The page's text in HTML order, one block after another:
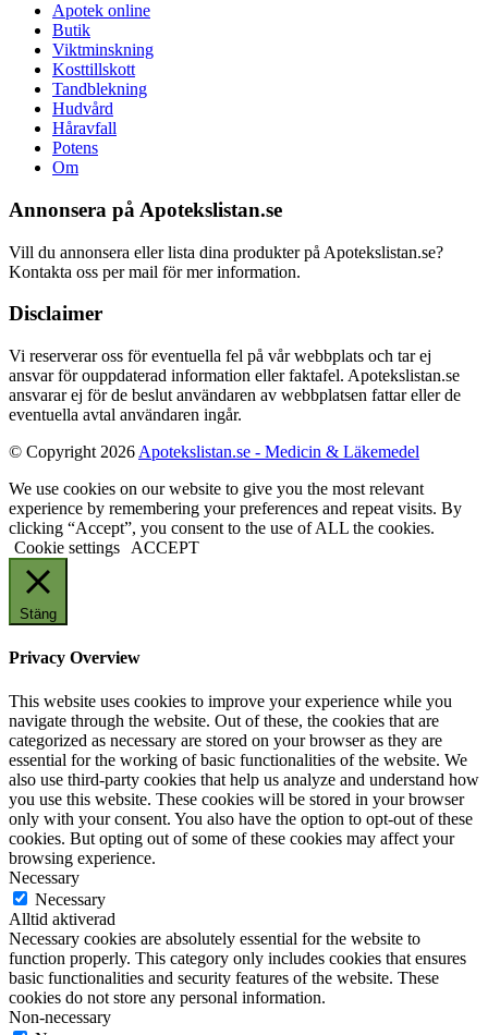
Apotek online
Butik
Viktminskning
Kosttillskott
Tandblekning
Hudvård
Håravfall
Potens
Om
Annonsera på Apotekslistan.se
Vill du annonsera eller lista dina produkter på Apotekslistan.se?
Kontakta oss per mail för mer information.
Disclaimer
Vi reserverar oss för eventuella fel på vår webbplats och tar ej
ansvar för ouppdaterad information eller faktafel. Apotekslistan.se
ansvarar ej för de beslut användaren av webbplatsen fattar eller de
eventuella avtal användaren ingår.
© Copyright 2026 Apotekslistan.se - Medicin & Läkemedel
We use cookies on our website to give you the most relevant
experience by remembering your preferences and repeat visits. By
clicking “Accept”, you consent to the use of ALL the cookies.
Cookie settings
ACCEPT
Stäng
Privacy Overview
This website uses cookies to improve your experience while you
navigate through the website. Out of these, the cookies that are
categorized as necessary are stored on your browser as they are
essential for the working of basic functionalities of the website. We
also use third-party cookies that help us analyze and understand how
you use this website. These cookies will be stored in your browser
only with your consent. You also have the option to opt-out of these
cookies. But opting out of some of these cookies may affect your
browsing experience.
Necessary
Necessary
Alltid aktiverad
Necessary cookies are absolutely essential for the website to
function properly. This category only includes cookies that ensures
basic functionalities and security features of the website. These
cookies do not store any personal information.
Non-necessary